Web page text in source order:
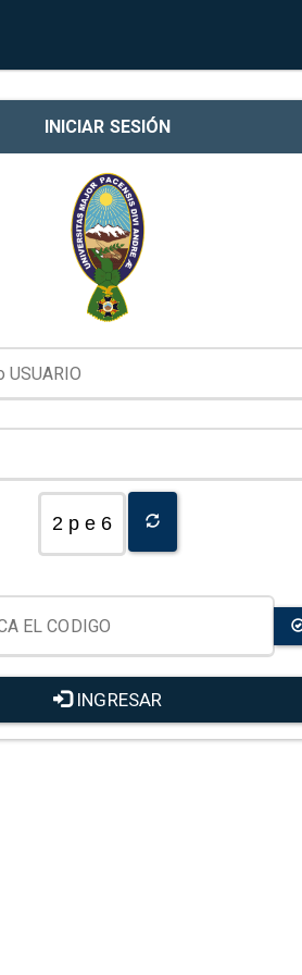
INICIAR SESIÓN
2 p e 6
INGRESAR